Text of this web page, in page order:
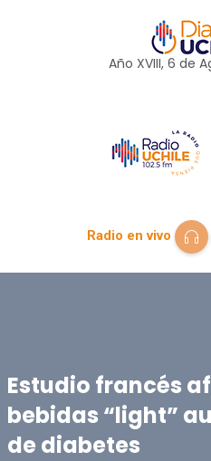
Año XVIII, 6 de
Radio en vivo
Estudio francés
bebidas “light”
de diabetes